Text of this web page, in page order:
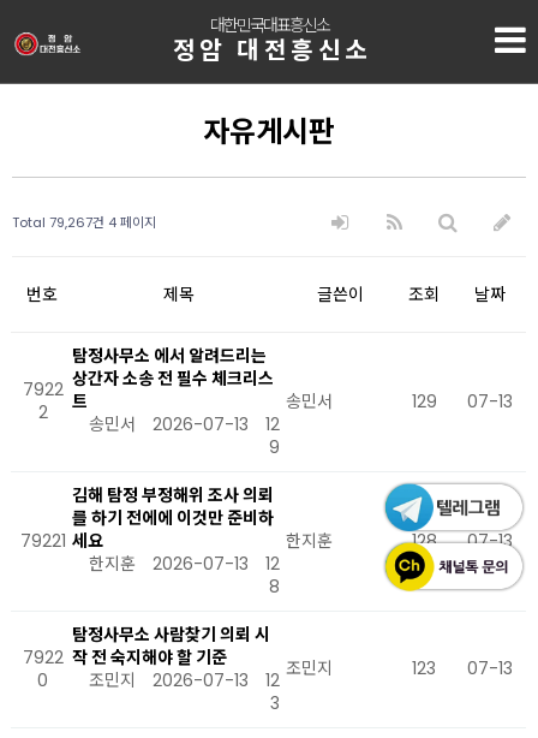
대한민국대표흥신소
정암 대전흥신소
자유게시판
Total 79,267건 4 페이지
번호 제목 글쓴이 조회 날짜
7922
2
탐정사무소 에서 알려드리는
상간자 소송 전 필수 체크리스
트
송민서
2026-07-13
12
9
송민서 129 07-13
79221
김해 탐정 부정해위 조사 의뢰
를 하기 전에에 이것만 준비하
세요
한지훈
2026-07-13
12
8
한지훈 128 07-13
7922
0
탐정사무소 사람찾기 의뢰 시
작 전 숙지해야 할 기준
조민지
2026-07-13
12
3
조민지 123 07-13